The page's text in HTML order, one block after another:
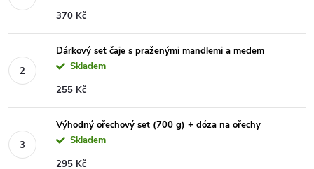
370 Kč
Dárkový set čaje s praženými mandlemi a medem
Skladem
255 Kč
Výhodný ořechový set (700 g) + dóza na ořechy
Skladem
295 Kč